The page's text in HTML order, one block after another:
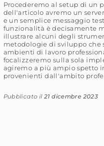
Procederemo al setup di un
dell'articolo avremo un
e un semplice messaggio
funzionalità è decisamente
illustrare alcuni degli
metodologie di sviluppo che
ambienti di lavoro
focalizzeremo sulla sola
agiremo a più ampio spetto
provenienti dall'ambito
Pubblicato il 21 dicembre 2023